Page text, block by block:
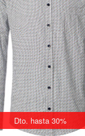
Dto. hasta 30%